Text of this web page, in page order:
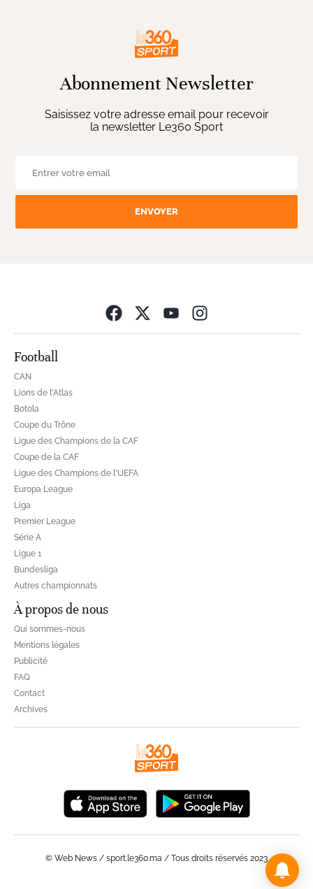
Abonnement Newsletter
Saisissez votre adresse email pour recevoir
la newsletter Le360 Sport
ENVOYER
Football
CAN
Lions de l'Atlas
Botola
Coupe du Trône
Ligue des Champions de la CAF
Coupe de la CAF
Ligue des Champions de l'UEFA
Europa League
Liga
Premier League
Série A
Ligue 1
Bundesliga
Autres championnats
À propos de nous
Qui sommes-nous
Mentions légales
Publicité
FAQ
Contact
Archives
© Web News / sport.le360.ma / Tous droits réservés 2023